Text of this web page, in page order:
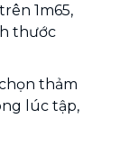
1m65,
thước
thảm
lúc tập,